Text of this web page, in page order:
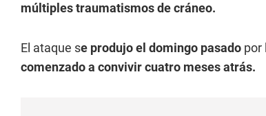
múltiples traumatismos de cráneo.
El ataque se produjo el domingo pasado por
comenzado a convivir cuatro meses atrás.